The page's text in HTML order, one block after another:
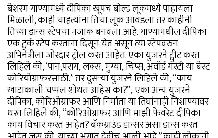
बेशरम गाण्यामध्ये दीपिका खूपच बोल्ड लूकमध्ये पाहायला
मिळाली, काही चाहत्यांना तिचा लूक आवडला तर काहींनी
तिच्या डान्स स्टेपचा मजाक बनवला आहे. गाण्यामधील दीपिका
एक ट्वर्क स्टेप करताना दिसून येत असून त्या स्टेपवरुन
अभिनेत्रीला जोरदार ट्रोल करत आहेत. एका युजरने ट्वीट करत
लिहिले की, ‘पान,पराग, लक्स, मुंग्या, चिप्स, अवॉर्ड गॅरंटी या बेस्ट
कोरियोग्राफरसाठी.” तर दुसऱ्या युजरने लिहिले की, “काय
खाटाकाली चप्पल शोधत आहेस का?”, एका अन्य युजरने
दीपिका, कोरिओग्राफर आणि निर्माता या तिघांनाही निशाण्यावर
धरत लिहिले की, “कोरिओग्राफर आणि माझी फेवरेट दीपिका
काय विचार करत आहेत? बॅकग्राउंड डान्सर असा डान्स करत